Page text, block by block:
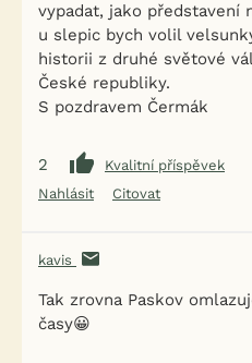
vypadat, jako představení
u slepic bych volil
historii z druhé světové
České republiky.
S pozdravem Čermák
2
Kvalitní příspěvek
Nahlásit
Citovat
kavis
Tak zrovna Paskov
časy😀